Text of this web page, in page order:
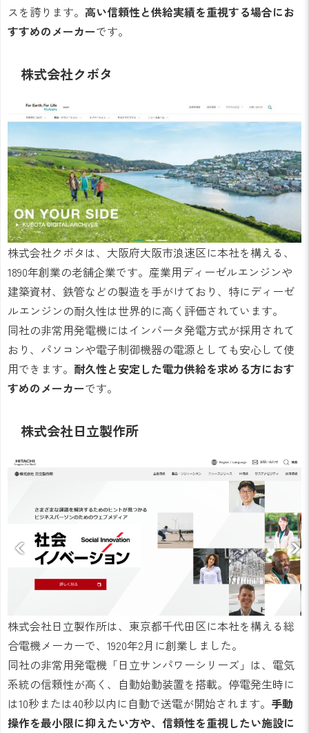
スを誇ります。 高い信頼性と供給実績を重視する場合にお
すすめのメーカーです。
株式会社クボタ
株式会社クボタは、大阪府大阪市浪速区に本社を構える、
1890年創業の老舗企業です。産業用ディーゼルエンジンや
建築資材、鉄管などの製造を手がけており、特にディーゼ
ルエンジンの耐久性は世界的に高く評価されています。
同社の非常用発電機にはインバータ発電方式が採用されて
おり、パソコンや電子制御機器の電源としても安心して使
用できます。 耐久性と安定した電力供給を求める方におす
すめのメーカーです。
株式会社日立製作所
株式会社日立製作所は、東京都千代田区に本社を構える総
合電機メーカーで、1920年2月に創業しました。
同社の非常用発電機「日立サンパワーシリーズ」は、電気
系統の信頼性が高く、自動始動装置を搭載。停電発生時に
は10秒または40秒以内に自動で送電が開始されます。 手動
操作を最小限に抑えたい方や、信頼性を重視したい施設に